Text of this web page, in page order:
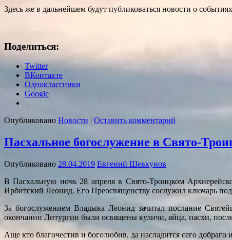
Здесь же в дальнейшем будут публиковаться новости о
Поделиться:
Twitter
ВКонтакте
Одноклассники
Google
Опубликовано Новости | Оставить комментарий
Пасхальное богослужение в Свято-
Опубликовано 28.04.2019 Евгений Шевкунов
В Пасхальную ночь 28 апреля в Свято-Троицком
Ирбитский Леонид. Его Преосвященству сослужил ключарь
За богослужением Владыка Леонид зачитал послание
окончании Литургии были освящены куличи, яйца, пасхи,
Аще кто благочестив и боголюбив, да насладится сего добраго